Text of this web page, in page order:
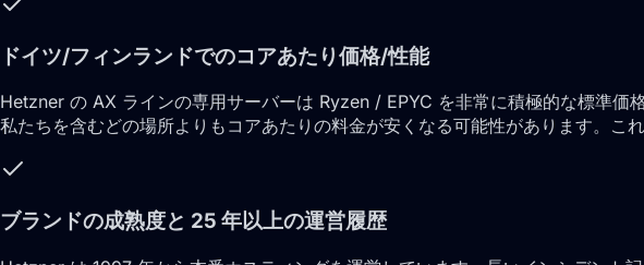
ドイツ/フィンランドでのコアあたり価格/性能
Hetzner の AX ラインの専用サーバーは Ryzen / EPYC を非常に積極的な標準価
私たちを含むどの場所よりもコアあたりの料金が安くなる可能性があります。こ
ブランドの成熟度と 25 年以上の運営履歴